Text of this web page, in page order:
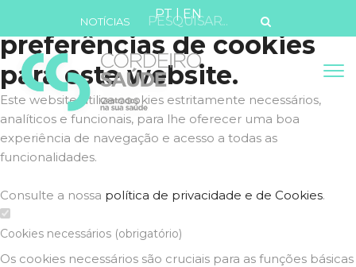
Defina as suas
preferências de cookies
para este website.
Este website utiliza cookies estritamente necessários,
analíticos e funcionais, para lhe oferecer uma boa
experiência de navegação e acesso a todas as
funcionalidades.
Consulte a nossa política de privacidade e de Cookies.
Cookies necessários (obrigatório)
Os cookies necessários são cruciais para as funções básicas
PT| EN
NOTÍCIAS